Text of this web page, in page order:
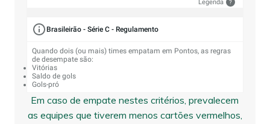
Legenda ?
Brasileirão - Série C - Regulamento
Quando dois (ou mais) times empatam em Pontos, as regras
de desempate são:
Vitórias
Saldo de gols
Gols-pró
Em caso de empate nestes critérios, prevalecem
as equipes que tiverem menos cartões vermelhos,